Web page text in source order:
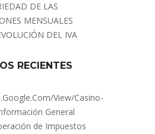
DE LAS
MENSUALES
DEL IVA
RECIENTES
view/Casino-
General
de Impuestos